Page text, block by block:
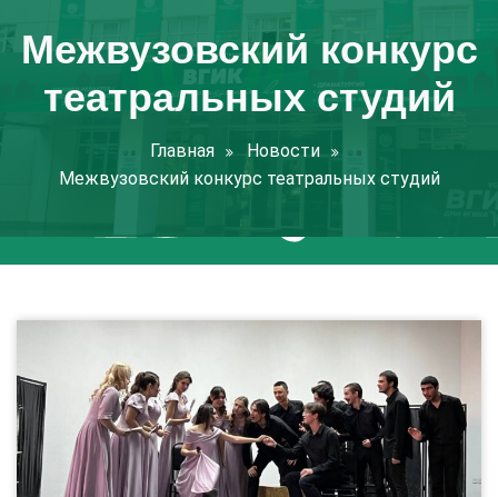
Межвузовский конкурс
театральных студий
Главная
Новости
Межвузовский конкурс театральных студий